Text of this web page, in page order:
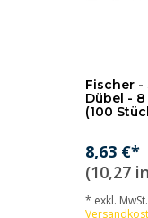
Fischer -
Dübel -
(100
8,63 €*
(10,27
* exkl.